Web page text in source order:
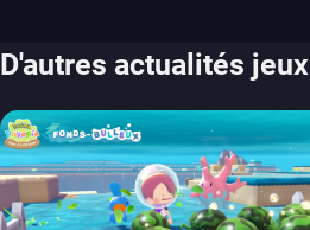
D'autres actualités